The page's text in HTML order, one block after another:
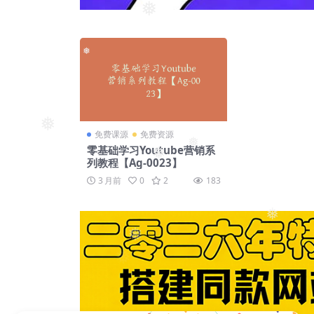
❅
❅
❅
❅
免费课源 免费资源
零基础学习Youtube营销系
列教程【Ag-0023】
3 月前 0 2 183